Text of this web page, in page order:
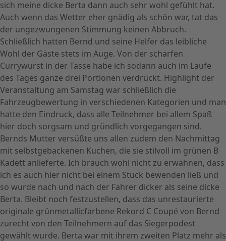
sich meine dicke Berta dann auch sehr wohl gefühlt hat.
Auch wenn das Wetter eher gnädig als schön war, tat das
der ungezwungenen Stimmung keinen Abbruch.
Schließlich hatten Bernd und seine Helfer das leibliche
Wohl der Gäste stets im Auge. Von der scharfen
Currywurst in der Tasse habe ich sodann auch im Laufe
des Tages ganze drei Portionen verdrückt. Highlight der
Veranstaltung am Samstag war schließlich die
Fahrzeugbewertung in verschiedenen Kategorien und man
hatte den Eindruck, dass alle Teilnehmer bei allem Spaß
hier doch sorgsam und gründlich vorgegangen sind.
Bernds Mutter versüßte uns allen zudem den Nachmittag
mit selbstgebackenen Kuchen, die sie stilvoll im grünen B
Kadett anlieferte. Ich brauch wohl nicht zu erwähnen, dass
ich es auch hier nicht bei einem Stück bewenden ließ und
so wurde nach und nach der Fahrer dicker als seine dicke
Berta. Bleibt noch festzustellen, dass das unrestaurierte
originale grünmetallicfarbene Rekord C Coupé von Bernd
zurecht von den Teilnehmern auf das Siegerpodest
gewählt wurde. Berta war mit ihrem zweiten Platz mehr als